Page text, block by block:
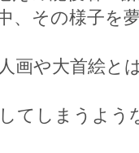
、その様子を
画や大首絵と
てしまうよう